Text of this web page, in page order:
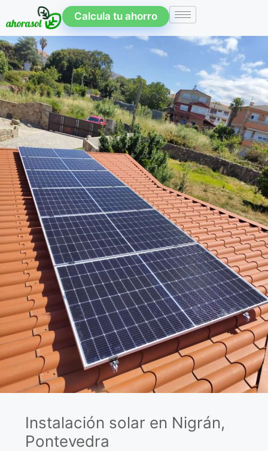
Calcula tu ahorro
Instalación solar en Nigrán,
Pontevedra